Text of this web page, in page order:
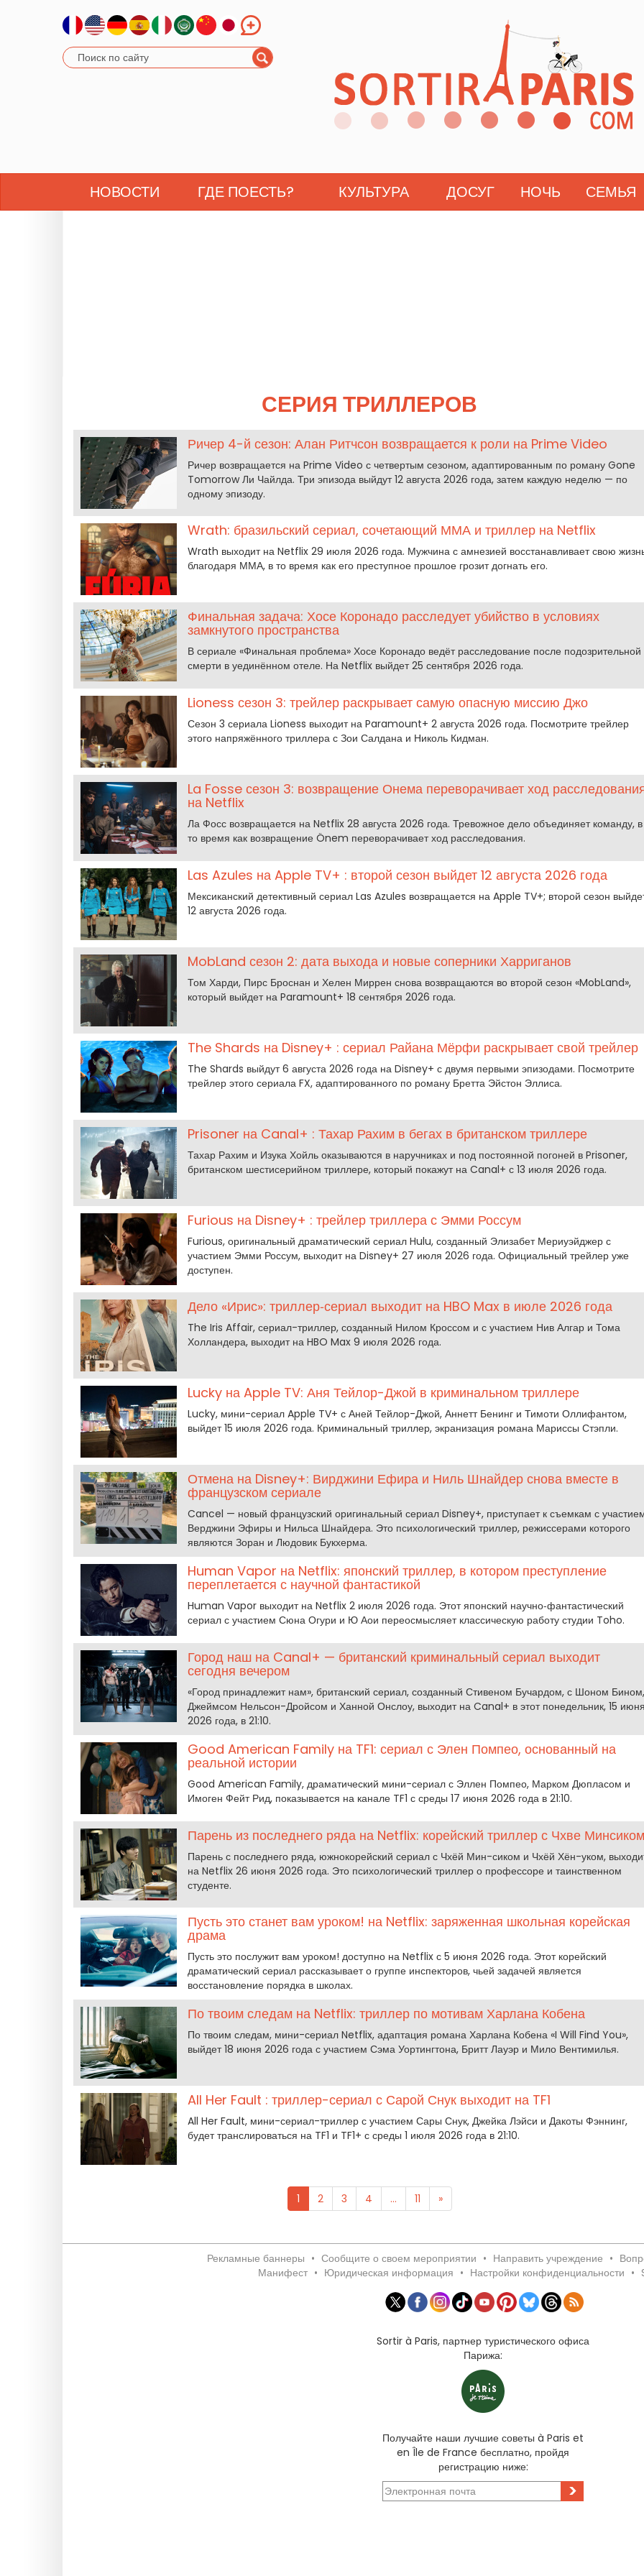
НОВОСТИ ГДЕ ПОЕСТЬ? КУЛЬТУРА ДОСУГ НОЧЬ СЕМЬЯ
СЕРИЯ ТРИЛЛЕРОВ
Ричер 4-й сезон: Алан Ритчсон возвращается к роли на Prime Video
Ричер возвращается на Prime Video с четвертым сезоном, адаптированным по роману Gone
Tomorrow Ли Чайлда. Три эпизода выйдут 12 августа 2026 года, затем каждую неделю — по
одному эпизоду.
Wrath: бразильский сериал, сочетающий ММА и триллер на Netflix
Wrath выходит на Netflix 29 июля 2026 года. Мужчина с амнезией восстанавливает свою
благодаря ММА, в то время как его преступное прошлое грозит догнать его.
Финальная задача: Хосе Коронадо расследует убийство в условиях
замкнутого пространства
В сериале «Финальная проблема» Хосе Коронадо ведёт расследование после подозрительной
смерти в уединённом отеле. На Netflix выйдет 25 сентября 2026 года.
Lioness сезон 3: трейлер раскрывает самую опасную миссию Джо
Сезон 3 сериала Lioness выходит на Paramount+ 2 августа 2026 года. Посмотрите трейлер
этого напряжённого триллера с Зои Салдана и Николь Кидман.
La Fosse сезон 3: возвращение Онема переворачивает ход
на Netflix
Ла Фосс возвращается на Netflix 28 августа 2026 года. Тревожное дело объединяет команду, в
то время как возвращение Önem переворачивает ход расследования.
Las Azules на Apple TV+ : второй сезон выйдет 12 августа 2026 года
Мексиканский детективный сериал Las Azules возвращается на Apple TV+; второй сезон
12 августа 2026 года.
MobLand сезон 2: дата выхода и новые соперники Харриганов
Том Харди, Пирс Броснан и Хелен Миррен снова возвращаются во второй сезон «MobLand»,
который выйдет на Paramount+ 18 сентября 2026 года.
The Shards на Disney+ : сериал Райана Мёрфи раскрывает свой трейлер
The Shards выйдут 6 августа 2026 года на Disney+ с двумя первыми эпизодами. Посмотрите
трейлер этого сериала FX, адаптированного по роману Бретта Эйстон Эллиса.
Prisoner на Canal+ : Тахар Рахим в бегах в британском триллере
Тахар Рахим и Изука Хойль оказываются в наручниках и под постоянной погоней в Prisoner,
британском шестисерийном триллере, который покажут на Canal+ с 13 июля 2026 года.
Furious на Disney+ : трейлер триллера с Эмми Россум
Furious, оригинальный драматический сериал Hulu, созданный Элизабет Мериуэйджер с
участием Эмми Россум, выходит на Disney+ 27 июля 2026 года. Официальный трейлер уже
доступен.
Дело «Ирис»: триллер‑сериал выходит на HBO Max в июле 2026 года
The Iris Affair, сериал-триллер, созданный Нилом Кроссом и с участием Нив Алгар и Тома
Холландера, выходит на HBO Max 9 июля 2026 года.
Lucky на Apple TV: Аня Тейлор-Джой в криминальном триллере
Lucky, мини-сериал Apple TV+ с Аней Тейлор-Джой, Аннетт Бенинг и Тимоти Оллифантом,
выйдет 15 июля 2026 года. Криминальный триллер, экранизация романа Мариссы Стэпли.
Отмена на Disney+: Вирджини Ефира и Ниль Шнайдер снова вместе в
французском сериале
Cancel — новый французский оригинальный сериал Disney+, приступает к съемкам с
Верджини Эфиры и Нильса Шнайдера. Это психологический триллер, режиссерами которого
являются Зоран и Людовик Букхерма.
Human Vapor на Netflix: японский триллер, в котором преступление
переплетается с научной фантастикой
Human Vapor выходит на Netflix 2 июля 2026 года. Этот японский научно‑фантастический
сериал с участием Сюна Огури и Ю Аои переосмысляет классическую работу студии Toho.
Город наш на Canal+ — британский криминальный сериал выходит
сегодня вечером
«Город принадлежит нам», британский сериал, созданный Стивеном Бучардом, с Шоном Бином,
Джеймсом Нельсон-Дройсом и Ханной Онслоу, выходит на Canal+ в этот понедельник, 15
2026 года, в 21:10.
Good American Family на TF1: сериал с Элен Помпео, основанный на
реальной истории
Good American Family, драматический мини-сериал с Эллен Помпео, Марком Дюпласом и
Имоген Фейт Рид, показывается на канале TF1 с среды 17 июня 2026 года в 21:10.
Парень из последнего ряда на Netflix: корейский триллер с Чхве Минсиком
Парень с последнего ряда, южнокорейский сериал с Чхёй Мин-сиком и Чхёй Хён-уком,
на Netflix 26 июня 2026 года. Это психологический триллер о профессоре и таинственном
студенте.
Пусть это станет вам уроком! на Netflix: заряженная школьная корейская
драма
Пусть это послужит вам уроком! доступно на Netflix с 5 июня 2026 года. Этот корейский
драматический сериал рассказывает о группе инспекторов, чьей задачей является
восстановление порядка в школах.
По твоим следам на Netflix: триллер по мотивам Харлана Кобена
По твоим следам, мини-сериал Netflix, адаптация романа Харлана Кобена «I Will Find You»,
выйдет 18 июня 2026 года с участием Сэма Уортингтона, Бритт Лауэр и Мило Вентимилья.
All Her Fault : триллер-сериал с Сарой Снук выходит на TF1
All Her Fault, мини-сериал-триллер с участием Сары Снук, Джейка Лэйси и Дакоты Фэннинг,
будет транслироваться на TF1 и TF1+ с среды 1 июля 2026 года в 21:10.
1 2 3 4 ... 11 »
Рекламные баннеры • Сообщите о своем мероприятии • Направить учреждение •
Манифест • Юридическая информация • Настройки конфиденциальности •
Sortir à Paris, партнер туристического офиса
Парижа:
Получайте наши лучшие советы à Paris et
en Île de France бесплатно, пройдя
регистрацию ниже:
>